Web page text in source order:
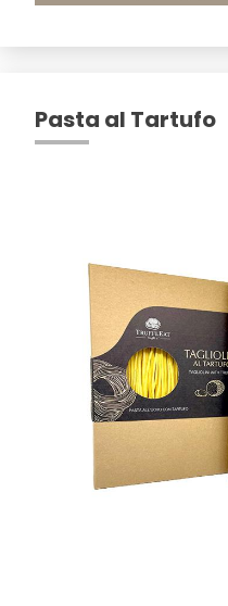
Pasta al Tartufo